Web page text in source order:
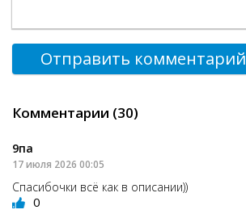
Отправить комментарий
Комментарии (30)
9па
17 июля 2026 00:05
Спасибочки всё как в описании))
0